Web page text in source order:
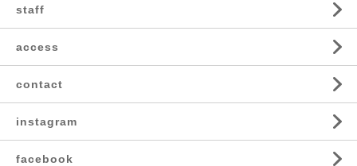
staff
access
contact
instagram
facebook